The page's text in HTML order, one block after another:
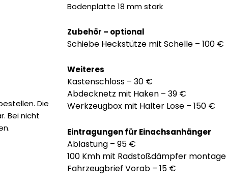
Die
Bei nicht
Bodenplatte 18 mm stark
Zubehör – optional
Schiebe Heckstütze mit Schelle – 100 €
Weiteres
Kastenschloss – 30 €
Abdecknetz mit Haken – 39 €
Werkzeugbox mit Halter Lose – 150 €
Eintragungen für Einachsanhänger
Ablastung – 95 €
100 Kmh mit Radstoßdämpfer montage
Fahrzeugbrief Vorab – 15 €